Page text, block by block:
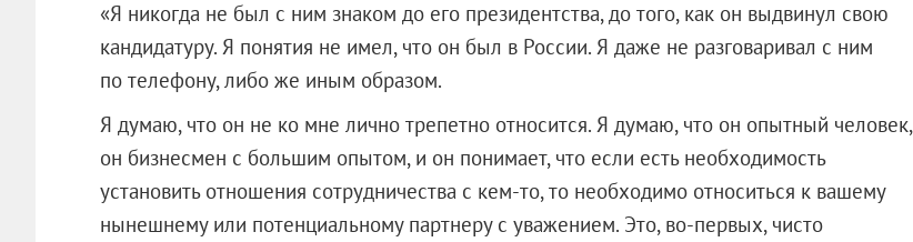
«Я никогда не был с ним знаком до его президентства, до того, как он выдвинул свою
кандидатуру. Я понятия не имел, что он был в России. Я даже не разговаривал с ним
по телефону, либо же иным образом.
Я думаю, что он не ко мне лично трепетно относится. Я думаю, что он опытный человек,
он бизнесмен с большим опытом, и он понимает, что если есть необходимость
установить отношения сотрудничества с кем-то, то необходимо относиться к вашему
нынешнему или потенциальному партнеру с уважением. Это, во-первых, чисто